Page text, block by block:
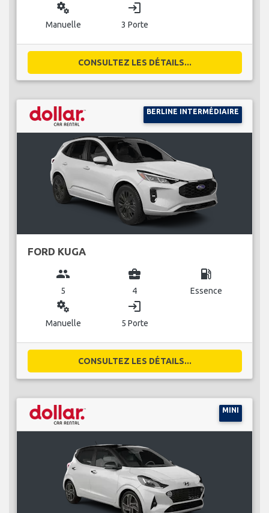
miscellaneous_services
Manuelle
login
3 Porte
CONSULTEZ LES DÉTAILS...
BERLINE INTERMÉDIAIRE
FORD KUGA
group
5
business_center
4
local_gas_station
Essence
miscellaneous_services
Manuelle
login
5 Porte
CONSULTEZ LES DÉTAILS...
MINI